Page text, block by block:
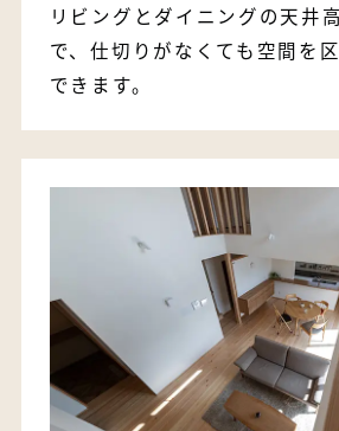
リビングとダイニングの天井
で、仕切りがなくても空間を
できます。